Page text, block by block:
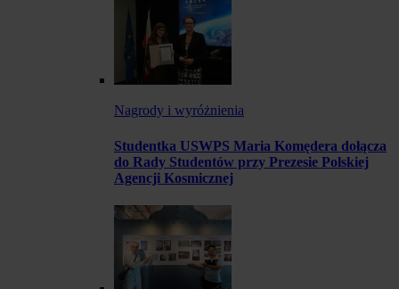
Nagrody i wyróżnienia
Studentka USWPS Maria Komędera dołącza
do Rady Studentów przy Prezesie Polskiej
Agencji Kosmicznej